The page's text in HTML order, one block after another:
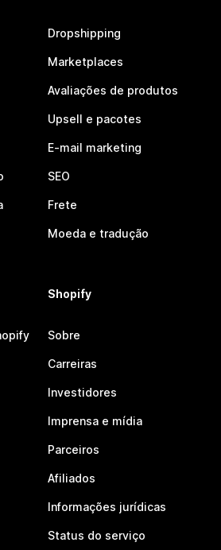
Dropshipping
Marketplaces
Avaliações de produtos
Upsell e pacotes
E-mail marketing
SEO
Frete
Moeda e tradução
Shopify
Sobre
Carreiras
Investidores
Imprensa e mídia
Parceiros
Afiliados
Informações jurídicas
Status do serviço